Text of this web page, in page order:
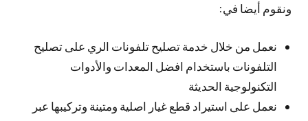
ونقوم أيضا في:
نعمل من خلال خدمة تصليح تلفونات الري على تصليح
التلفونات باستخدام افضل المعدات والأدوات
التكنولوجية الحديثة
نعمل على استيراد قطع غيار اصلية ومتينة وتركيبها عبر